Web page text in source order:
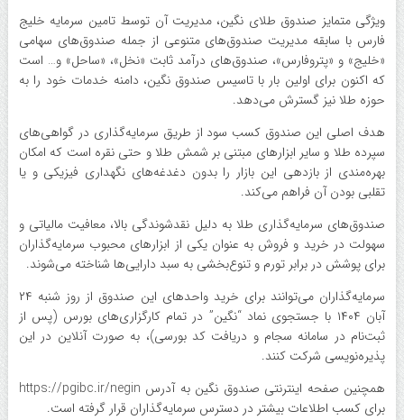
ویژگی متمایز صندوق طلای نگین، مدیریت آن توسط تامین سرمایه خلیج
فارس با سابقه مدیریت صندوق‌های متنوعی از جمله صندوق‌های سهامی
«خلیج» و «پتروفارس»، صندوق‌های درآمد ثابت «نخل»، «ساحل» و… است
که اکنون برای اولین بار با تاسیس صندوق نگین، دامنه خدمات خود را به
حوزه طلا نیز گسترش می‌دهد.
هدف اصلی این صندوق کسب سود از طریق سرمایه‌گذاری در گواهی‌های
سپرده طلا و سایر ابزارهای مبتنی بر شمش طلا و حتی نقره است که امکان
بهره‌مندی از بازدهی این بازار را بدون دغدغه‌های نگهداری فیزیکی و یا
تقلبی بودن آن فراهم می‌کند.
صندوق‌های سرمایه‌گذاری طلا به دلیل نقدشوندگی بالا، معافیت مالیاتی و
سهولت در خرید و فروش به عنوان یکی از ابزارهای محبوب سرمایه‌گذاران
برای پوشش در برابر تورم و تنوع‌بخشی به سبد دارایی‌ها شناخته می‌شوند.
سرمایه‌گذاران می‌توانند برای خرید واحدهای این صندوق از روز شنبه ۲۴
آبان ۱۴۰۴ با جستجوی نماد “نگین” در تمام کارگزاری‌های بورس (پس از
ثبت‌نام در سامانه سجام و دریافت کد بورسی)، به صورت آنلاین در این
پذیره‌نویسی شرکت کنند.
همچنین صفحه اینترنتی صندوق نگین به آدرس https://pgibc.ir/negin
برای کسب اطلاعات بیشتر در دسترس سرمایه‌گذاران قرار گرفته است.